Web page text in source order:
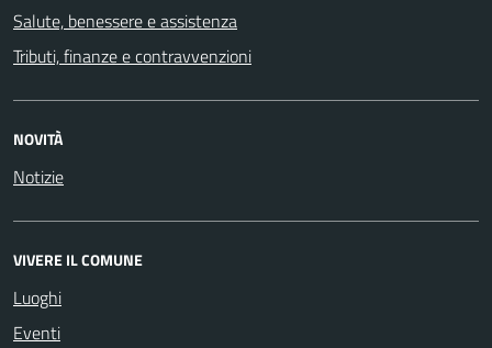
Salute, benessere e assistenza
Tributi, finanze e contravvenzioni
NOVITÀ
Notizie
VIVERE IL COMUNE
Luoghi
Eventi